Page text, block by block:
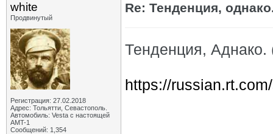
white
Продвинутый
Регистрация: 27.02.2018
Адрес: Тольятти, Севастополь.
Автомобиль: Vesta с настоящей
AMT-1
Сообщений: 1,354
Re: Тенденция,
Тенденция,
https://